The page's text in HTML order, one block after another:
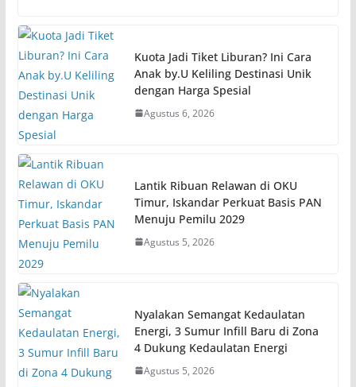
Kuota Jadi Tiket Liburan? Ini Cara
Anak by.U Keliling Destinasi Unik
dengan Harga Spesial
Agustus 6, 2026
Lantik Ribuan Relawan di OKU
Timur, Iskandar Perkuat Basis PAN
Menuju Pemilu 2029
Agustus 5, 2026
Nyalakan Semangat Kedaulatan
Energi, 3 Sumur Infill Baru di Zona
4 Dukung Kedaulatan Energi
Agustus 5, 2026